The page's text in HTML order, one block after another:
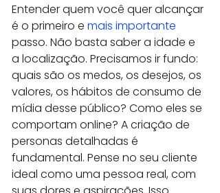
Entender quem você quer alcançar
é o primeiro e mais importante
passo. Não basta saber a idade e
a localização. Precisamos ir fundo:
quais são os medos, os desejos, os
valores, os hábitos de consumo de
mídia desse público? Como eles se
comportam online? A criação de
personas detalhadas é
fundamental. Pense no seu cliente
ideal como uma pessoa real, com